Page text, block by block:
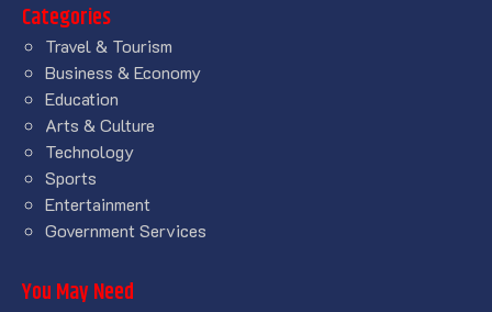
Categories
Travel & Tourism
Business & Economy
Education
Arts & Culture
Technology
Sports
Entertainment
Government Services
You May Need